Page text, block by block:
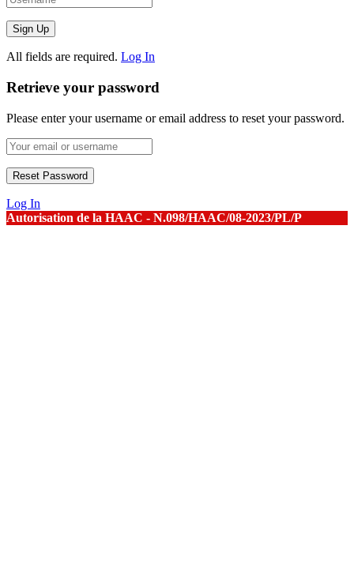
All fields are required. Log In
Retrieve your password
Please enter your username or email address to reset your password.
Log In
Autorisation de la HAAC - N.098/HAAC/08-2023/PL/P